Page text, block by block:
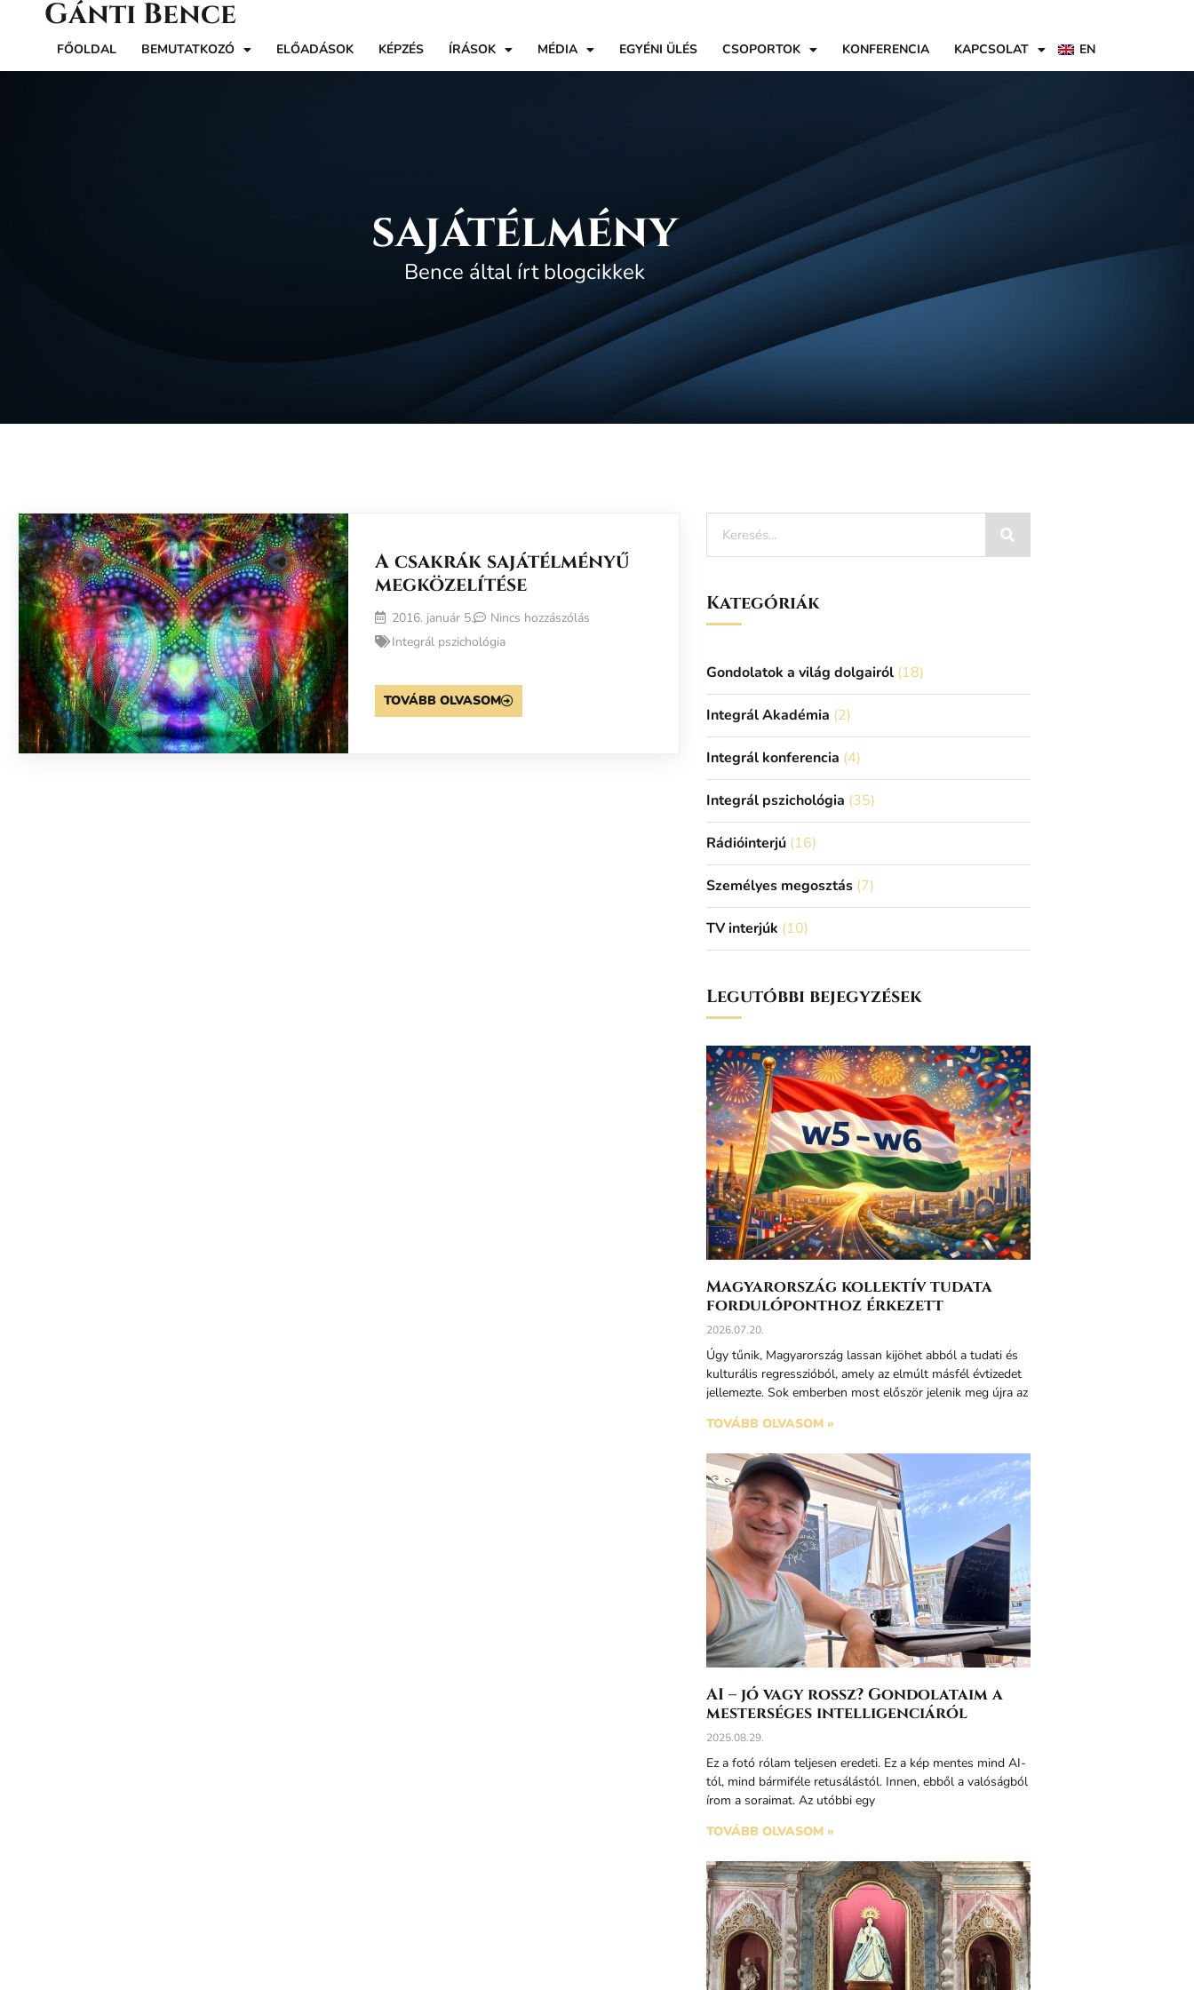
Gánti Bence
FŐOLDAL BEMUTATKOZÓ ELŐADÁSOK KÉPZÉS ÍRÁSOK MÉDIA EGYÉNI ÜLÉS CSOPORTOK KONFERENCIA KAPCSOLAT EN
sajátélmény
Bence által írt blogcikkek
A csakrák sajátélményű
megközelítése
2016. január 5.
Nincs hozzászólás
Integrál pszichológia
TOVÁBB OLVASOM
Kategóriák
Gondolatok a világ dolgairól(18)
Integrál Akadémia (2)
Integrál konferencia (4)
Integrál pszichológia (35)
Rádióinterjú(16)
Személyes megosztás(7)
TV interjúk (10)
Legutóbbi bejegyzések
Magyarország kollektív tudata
fordulóponthoz érkezett
2026.07.20.
Úgy tűnik, Magyarország lassan kijöhet abból a tudati és
kulturális regresszióból, amely az elmúlt másfél évtizedet
jellemezte. Sok emberben most először jelenik meg újra az
TOVÁBB OLVASOM »
AI – jó vagy rossz? Gondolataim a
mesterséges intelligenciáról
2025.08.29.
Ez a fotó rólam teljesen eredeti. Ez a kép mentes mind AI-
tól, mind bármiféle retusálástól. Innen, ebből a valóságból
írom a soraimat. Az utóbbi egy
TOVÁBB OLVASOM »